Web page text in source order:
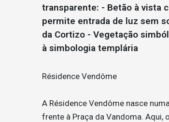
transparente: - Betão à vista
permite entrada de luz sem
da Cortizo - Vegetação
à simbologia templária
Résidence Vendôme
A Résidence Vendôme nasce
frente à Praça da Vandoma.